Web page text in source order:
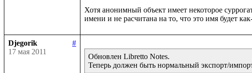
Хотя анонимный объект имеет некоторое
Djegorik
#
17 мая 2011
Обновлен Libretto Notes.